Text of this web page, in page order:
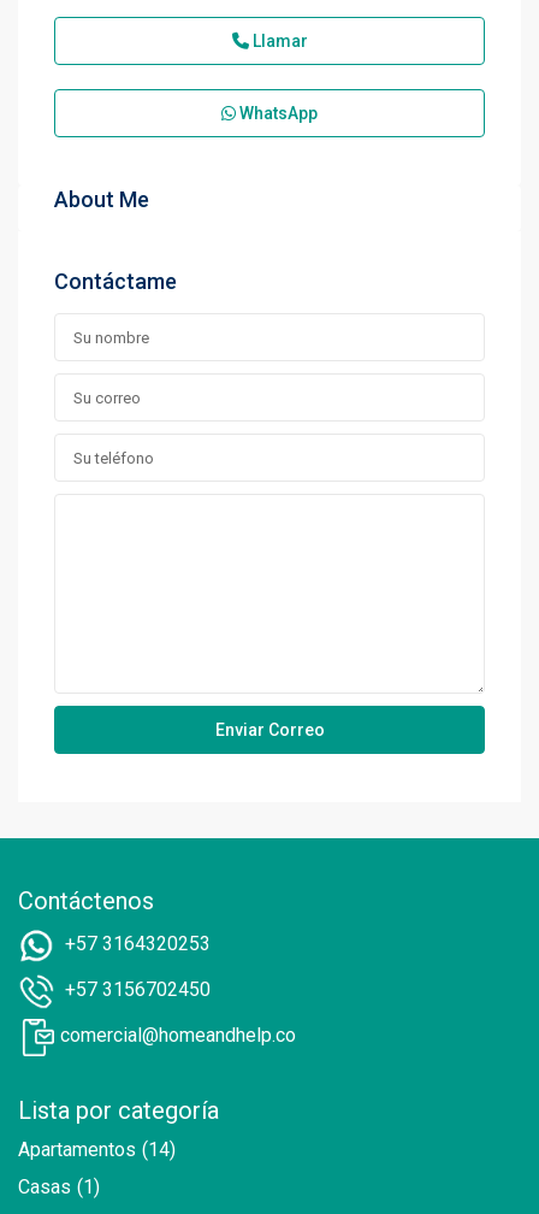
Llamar
WhatsApp
About Me
Contáctame
Contáctenos
+57 3164320253
+57 3156702450
comercial@homeandhelp.co
Lista por categoría
Apartamentos (14)
Casas (1)